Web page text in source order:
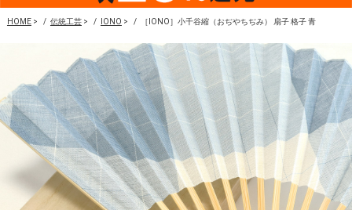
HOME> 伝統工芸> IONO > ［IONO］小千谷縮（おぢやちぢみ） 扇子 格子 青